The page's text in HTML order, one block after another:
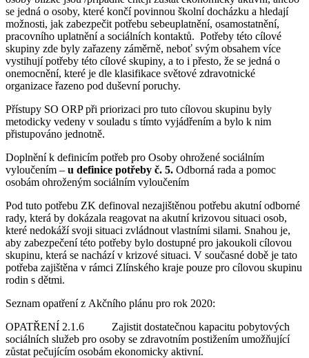
se jedná o osoby, které končí povinnou školní docházku a hledají
možnosti, jak zabezpečit potřebu sebeuplatnění, osamostatnění,
pracovního uplatnění a sociálních kontaktů. Potřeby této cílové
skupiny zde byly zařazeny záměrně, neboť svým obsahem více
vystihují potřeby této cílové skupiny, a to i přesto, že se jedná o
onemocnění, které je dle klasifikace světové zdravotnické
organizace řazeno pod duševní poruchy.
Přístupy SO ORP při priorizaci pro tuto cílovou skupinu byly
metodicky vedeny v souladu s tímto vyjádřením a bylo k nim
přistupováno jednotně.
Doplnění k definicím potřeb pro Osoby ohrožené sociálním
vyloučením – u definice potřeby č. 5. Odborná rada a pomoc
osobám ohroženým sociálním vyloučením
Pod tuto potřebu ZK definoval nezajištěnou potřebu akutní odborné
rady, která by dokázala reagovat na akutní krizovou situaci osob,
které nedokáží svoji situaci zvládnout vlastními silami. Snahou je,
aby zabezpečení této potřeby bylo dostupné pro jakoukoli cílovou
skupinu, která se nachází v krizové situaci. V současné době je tato
potřeba zajištěna v rámci Zlínského kraje pouze pro cílovou skupinu
rodin s dětmi.
Seznam opatření z Akčního plánu pro rok 2020:
OPATŘENÍ 2.1.6 Zajistit dostatečnou kapacitu pobytových
sociálních služeb pro osoby se zdravotním postižením umožňující
zůstat pečujícím osobám ekonomicky aktivní.